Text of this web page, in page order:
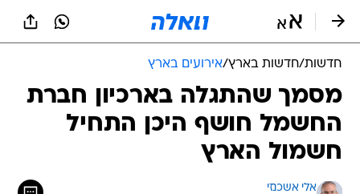
חדשות/חדשות בארץ/אירועים בארץ
מסמך שהתגלה בארכיון חברת
החשמל חושף היכן התחיל
חשמול הארץ
אלי אשכנזי